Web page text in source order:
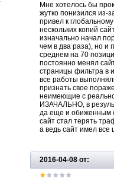
Мне хотелось бы
жутко понизился из-
привел к
нескольких копий
изначально начал
чем в два раза), но и
среднем на 70
постоянно менял
страницы фильтра в
все работы
признать свое
неимеющие с
ИЗАЧАЛЬНО, в
да еще и обиженным
сайт стал терять
а ведь сайт имел все
2016-04-08 от: